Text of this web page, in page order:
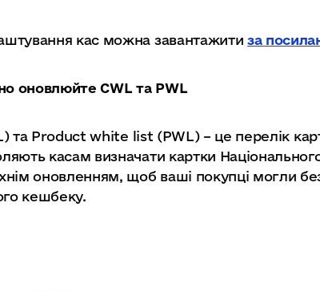
кас можна завантажити за
оновлюйте CWL та PWL
та Product white list (PWL) – це перелік
касам визначати картки
оновленням, щоб ваші покупці могли
кешбеку.